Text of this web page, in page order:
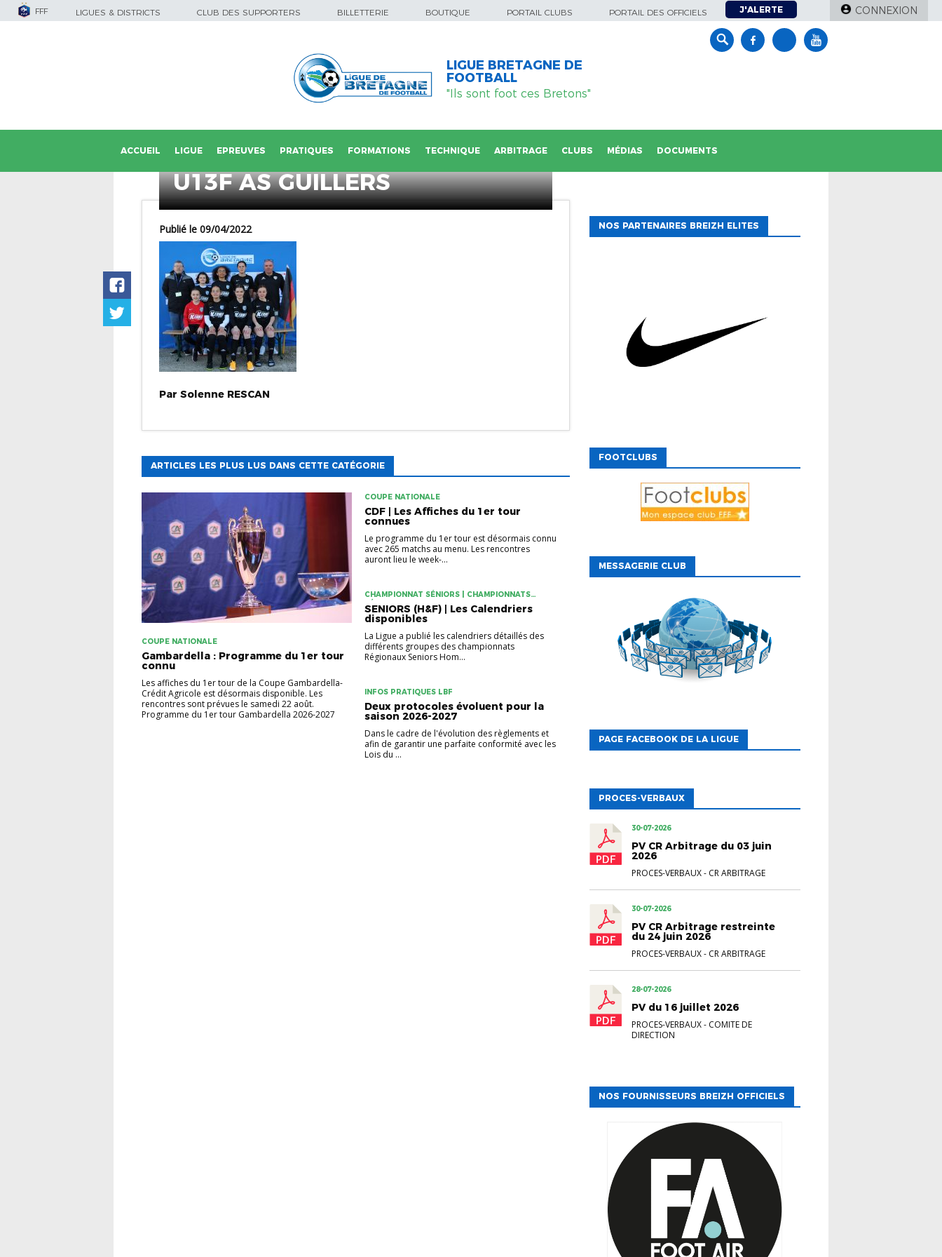
FFF LIGUES & DISTRICTS CLUB DES SUPPORTERS BILLETTERIE BOUTIQUE PORTAIL CLUBS PORTAIL DES OFFICIELS J'ALERTE CONNEXION
LIGUE BRETAGNE DE
FOOTBALL
"Ils sont foot ces Bretons"
ACCUEIL LIGUE EPREUVES PRATIQUES FORMATIONS TECHNIQUE ARBITRAGE CLUBS MÉDIAS DOCUMENTS
U13F AS GUILLERS
Publié le 09/04/2022
Par Solenne RESCAN
ARTICLES LES PLUS LUS DANS CETTE CATÉGORIE
COUPE NATIONALE
Gambardella : Programme du 1er tour
connu
Les affiches du 1er tour de la Coupe Gambardella-
Crédit Agricole est désormais disponible. Les
rencontres sont prévues le samedi 22 août.
Programme du 1er tour Gambardella 2026-2027
COUPE NATIONALE
CDF | Les Affiches du 1er tour
connues
Le programme du 1er tour est désormais connu
avec 265 matchs au menu. Les rencontres
auront lieu le week-...
CHAMPIONNAT SÉNIORS | CHAMPIONNATS
FÉMININS
SENIORS (H&F) | Les Calendriers
disponibles
La Ligue a publié les calendriers détaillés des
différents groupes des championnats
Régionaux Seniors Hom...
INFOS PRATIQUES LBF
Deux protocoles évoluent pour la
saison 2026-2027
Dans le cadre de l'évolution des règlements et
afin de garantir une parfaite conformité avec les
Lois du ...
NOS PARTENAIRES BREIZH ELITES
FOOTCLUBS
MESSAGERIE CLUB
PAGE FACEBOOK DE LA LIGUE
PROCES-VERBAUX
30-07-2026
PV CR Arbitrage du 03 juin
2026
PROCES-VERBAUX- CR ARBITRAGE
30-07-2026
PV CR Arbitrage restreinte
du 24 juin 2026
PROCES-VERBAUX- CR ARBITRAGE
28-07-2026
PV du 16 juillet 2026
PROCES-VERBAUX- COMITE DE
DIRECTION
NOS FOURNISSEURS BREIZH OFFICIELS